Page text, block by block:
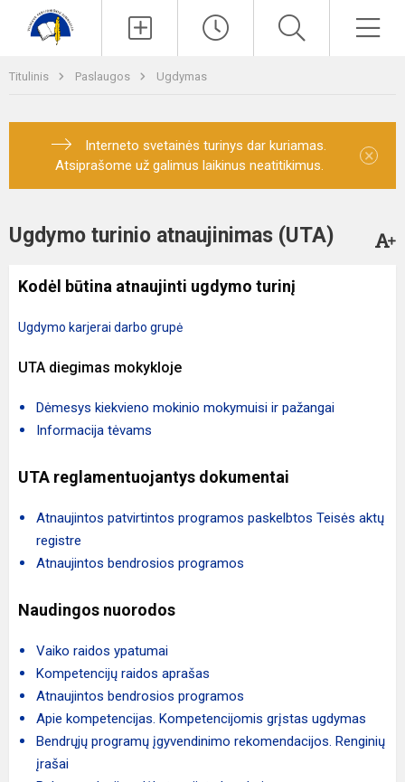
Titulinis Paslaugos Ugdymas
Interneto svetainės turinys dar kuriamas.
Atsiprašome už galimus laikinus neatitikimus.
×
Ugdymo turinio atnaujinimas (UTA)
Kodėl būtina atnaujinti ugdymo turinį
Ugdymo karjerai darbo grupė
UTA diegimas mokykloje
Dėmesys kiekvieno mokinio mokymuisi ir pažangai
Informacija tėvams
UTA reglamentuojantys dokumentai
Atnaujintos patvirtintos programos paskelbtos Teisės aktų
registre
Atnaujintos bendrosios programos
Naudingos nuorodos
Vaiko raidos ypatumai
Kompetencijų raidos aprašas
Atnaujintos bendrosios programos
Apie kompetencijas. Kompetencijomis grįstas ugdymas
Bendrųjų programų įgyvendinimo rekomendacijos. Renginių
įrašai